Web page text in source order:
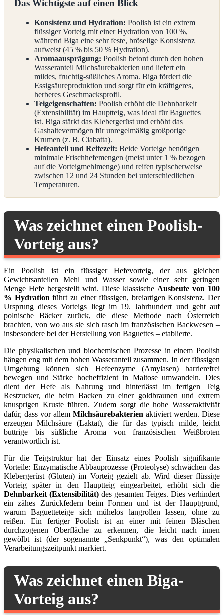
Das Wichtigste auf einen Blick
Konsistenz und Hydration: Poolish ist ein extrem
flüssiger Vorteig mit einer Hydration von 100 %,
während Biga eine sehr feste, bröselige Konsistenz
aufweist (45 % bis 50 % Hydration).
Aromaausprägung: Poolish betont durch den hohen
Wasseranteil Milchsäurebakterien und liefert ein
mildes, fruchtig-süßliches Aroma. Biga fördert die
Essigsäureproduktion und sorgt für ein kräftigeres,
herberes Geschmacksprofil.
Teigeigenschaften: Poolish erhöht die Dehnbarkeit
(Extensibilität) im Hauptteig, was ideal für Baguettes
ist. Biga stärkt das Klebergerüst und erhöht das
Gashaltevermögen für unregelmäßig großporige
Krumen (z. B. Ciabatta).
Hefeanteil und Reifezeit: Beide Vorteige benötigen
minimale Frischhefemengen (meist unter 1 % bezogen
auf die Vorteigmehlmenge) und reifen typischerweise
zwischen 12 und 24 Stunden bei unterschiedlichen
Temperaturen.
Was zeichnet einen Poolish-
Vorteig aus?
Ein Poolish ist ein flüssiger Hefevorteig, der aus gleichen
Gewichtsanteilen Mehl und Wasser sowie einer sehr geringen
Menge Hefe hergestellt wird. Diese klassische Ausbeute von 100
% Hydration führt zu einer flüssigen, breiartigen Konsistenz. Der
Ursprung dieses Vorteigs liegt im 19. Jahrhundert und geht auf
polnische Bäcker zurück, die diese Methode nach Österreich
brachten, von wo aus sie sich rasch im französischen Backwesen –
insbesondere bei der Herstellung von Baguettes – etablierte.
Die physikalischen und biochemischen Prozesse in einem Poolish
hängen eng mit dem hohen Wasseranteil zusammen. In der flüssigen
Umgebung können sich Hefeenzyme (Amylasen) barrierefrei
bewegen und Stärke hocheffizient in Maltose umwandeln. Dies
dient der Hefe als Nahrung und hinterlässt im fertigen Teig
Restzucker, die beim Backen zu einer goldbraunen und extrem
knusprigen Kruste führen. Zudem sorgt die hohe Wasseraktivität
dafür, dass vor allem Milchsäurebakterien aktiviert werden. Diese
erzeugen Milchsäure (Laktat), die für das typisch milde, leicht
buttrige bis süßliche Aroma von französischen Weißbroten
verantwortlich ist.
Für die Teigstruktur hat der Einsatz eines Poolish signifikante
Vorteile: Enzymatische Abbauprozesse (Proteolyse) schwächen das
Klebergerüst (Gluten) im Vorteig gezielt ab. Wird dieser flüssige
Vorteig später in den Hauptteig eingearbeitet, erhöht sich die
Dehnbarkeit (Extensibilität)des gesamten Teiges. Dies verhindert
ein zähes Zurückfedern beim Formen und ist der Hauptgrund,
warum Baguetteteige sich mühelos langrollen lassen, ohne zu
reißen. Ein fertiger Poolish ist an einer mit feinen Bläschen
durchzogenen Oberfläche zu erkennen, die leicht nach innen
gewölbt ist (der sogenannte „Senkpunkt“), was den optimalen
Verarbeitungszeitpunkt markiert.
Was zeichnet einen Biga-
Vorteig aus?